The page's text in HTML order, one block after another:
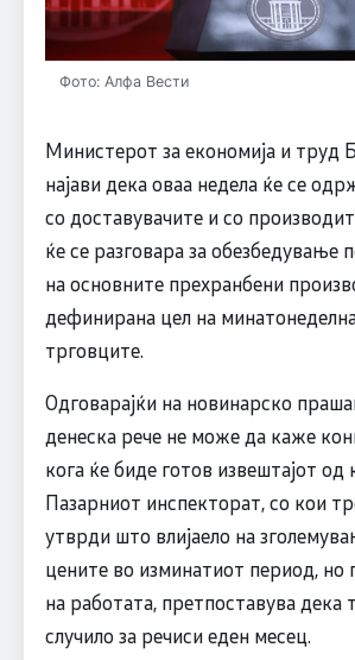
Фото: Алфа Вести
Министерот за економија и труд
најави дека оваа недела ќе се
со доставувачите и со
ќе се разговара за обезбедување
на основните прехранбени
дефинирана цел на
трговците.
Одговарајќи на новинарско
денеска рече не може да каже
кога ќе биде готов извештајот од
Пазарниот инспекторат, со кои
утврди што влијаело на
цените во изминатиот период, но
на работата, претпоставува дека
случило за речиси еден месец.